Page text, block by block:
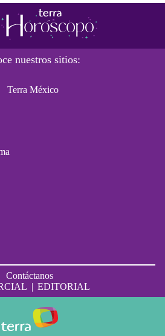
nuestros sitios:
Terra México
Contáctanos
| EDITORIAL